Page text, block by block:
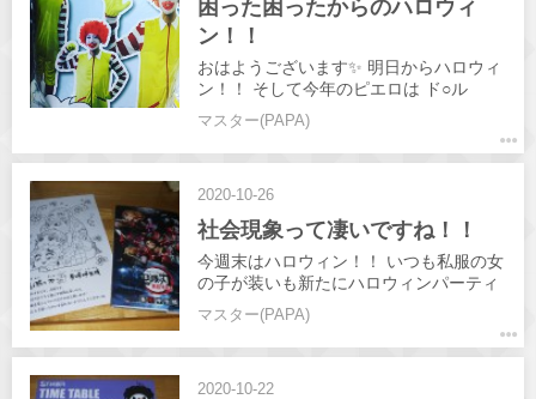
困った困ったからのハロウィ
ン！！
おはようございます✨ 明日からハロウィ
ン！！ そして今年のピエロは ド○ル
ド！！ そして今日は新人含め出勤6
人！！ 皆さん熱いH"でお待ちしてま
す！！
マスター(PAPA)
2020-10-26
社会現象って凄いですね！！
今週末はハロウィン！！ いつも私服の女
の子が装いも新たにハロウィンパーティ
ーです！ 写真は流行りの『鬼滅の刃』
まだ映画は見てないんですけどね(笑) 私
の推しは鱗滝左近次です♥️ 本日も皆さん
マスター(PAPA)
2020-10-22